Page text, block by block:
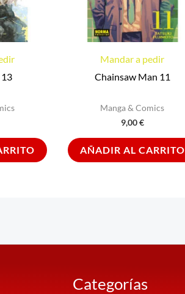
Mandar a pedir
Chainsaw Man 11
Manga & Comics
9,00€
AÑADIR AL CARRITO
Categorías